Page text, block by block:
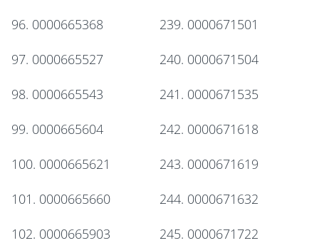
96. 0000665368
97. 0000665527
98. 0000665543
99. 0000665604
100. 0000665621
101. 0000665660
102. 0000665903
239. 0000671501
240. 0000671504
241. 0000671535
242. 0000671618
243. 0000671619
244. 0000671632
245. 0000671722